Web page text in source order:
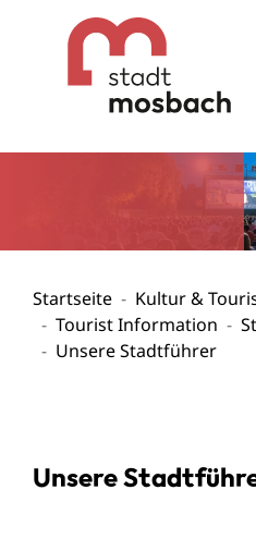
Gehe zum
Gehe zum Inhalt
Startseite
Kultur &
Tourist Information
Unsere Stadtführer
Unsere